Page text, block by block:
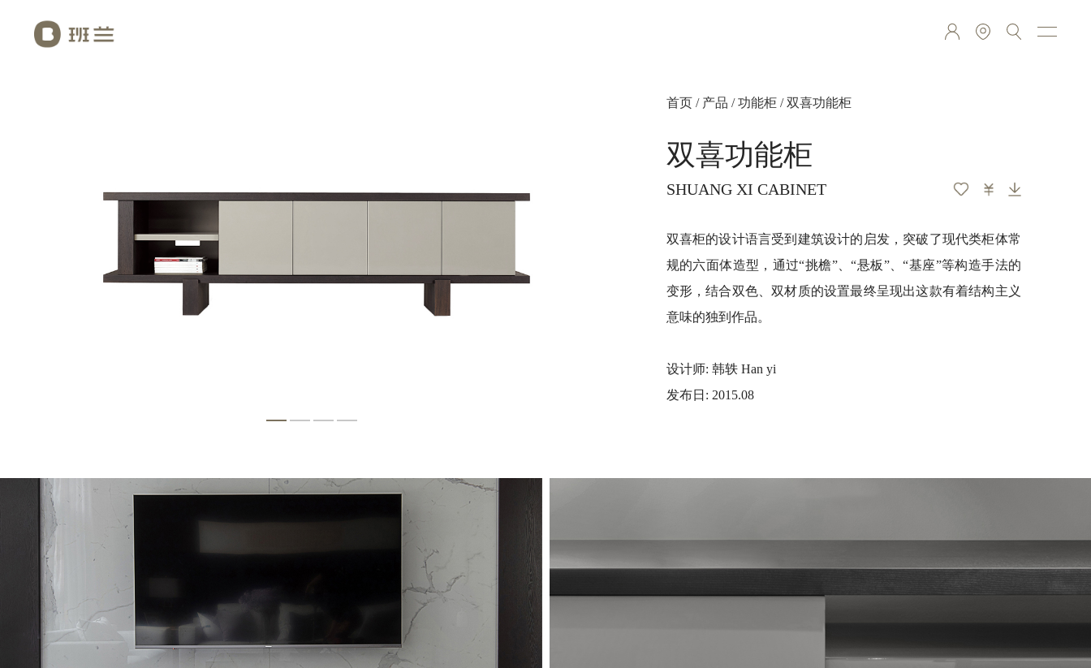
首页 / 产品 /功能柜 / 双喜功能柜
双喜功能柜
SHUANG XI CABINET
双喜柜的设计语言受到建筑设计的启发，突破了现代类柜体常
规的六面体造型，通过“挑檐”、“悬板”、“基座”等构造手法的
变形，结合双色、双材质的设置最终呈现出这款有着结构主义
意味的独到作品。
设计师: 韩轶 Han yi
发布日: 2015.08